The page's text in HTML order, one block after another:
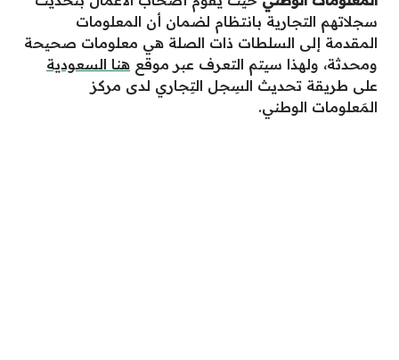
سجلاتهم التجارية بانتظام لضمان أن المعلومات
المقدمة إلى السلطات ذات الصلة هي معلومات صحيحة
ومحدثة، ولهذا سيتم التعرف عبر موقع هنا السعودية
على طريقة تحديث السِجل التِجاري لدى مركز
المَعلومات الوطني.